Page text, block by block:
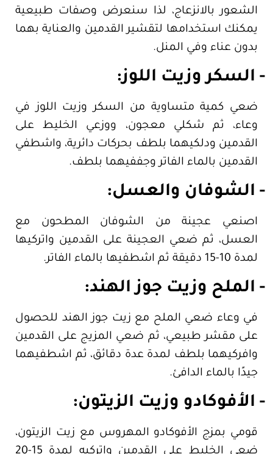
الشعور بالانزعاج، لذا سنعرض وصفات طبيعية
يمكنك استخدامها لتقشير القدمين والعناية بهما
بدون عناء وفي المنل.
- السكر وزيت اللوز:
ضعي كمية متساوية من السكر وزيت اللوز في
وعاء، ثم شكلي معجون، ووزعي الخليط على
القدمين ودلكيهما بلطف بحركات دائرية، واشطفي
القدمين بالماء الفاتر وجففيهما بلطف.
- الشوفان والعسل:
اصنعي عجينة من الشوفان المطحون مع
العسل، ثم ضعي العجينة على القدمين واتركيها
لمدة 10-15 دقيقة ثم اشطفيها بالماء الفاتر.
- الملح وزيت جوز الهند:
في وعاء ضعي الملح مع زيت جوز الهند للحصول
على مقشر طبيعي، ثم ضعي المزيج على القدمين
وافركيهما بلطف لمدة عدة دقائق، ثم اشطفيهما
جيدًا بالماء الدافئ.
- الأفوكادو وزيت الزيتون:
قومي بمزج الأفوكادو المهروس مع زيت الزيتون،
ضعي الخليط على القدمين واتركيه لمدة 15-20